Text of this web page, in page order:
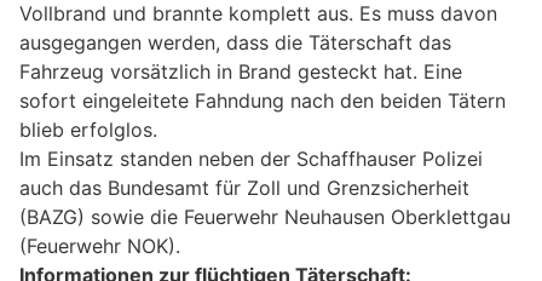
Vollbrand und brannte komplett aus. Es muss davon
ausgegangen werden, dass die Täterschaft das
Fahrzeug vorsätzlich in Brand gesteckt hat. Eine
sofort eingeleitete Fahndung nach den beiden Tätern
blieb erfolglos.
Im Einsatz standen neben der Schaffhauser Polizei
auch das Bundesamt für Zoll und Grenzsicherheit
(BAZG) sowie die Feuerwehr Neuhausen Oberklettgau
(Feuerwehr NOK).
Informationen zur flüchtigen Täterschaft: